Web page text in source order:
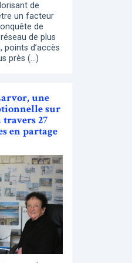
de
un facteur
de
réseau de plus
points d’accès
près (…)
une
sur
travers 27
en partage